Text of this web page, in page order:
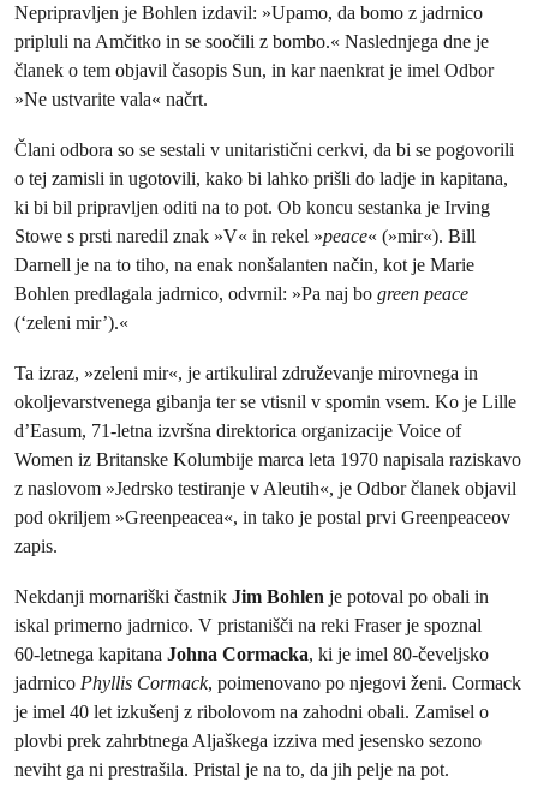
Nepripravljen je Bohlen izdavil: »Upamo, da bomo z jadrnico
pripluli na Amčitko in se soočili z bombo.« Naslednjega dne je
članek o tem objavil časopis Sun, in kar naenkrat je imel Odbor
»Ne ustvarite vala« načrt.
Člani odbora so se sestali v unitaristični cerkvi, da bi se pogovorili
o tej zamisli in ugotovili, kako bi lahko prišli do ladje in kapitana,
ki bi bil pripravljen oditi na to pot. Ob koncu sestanka je Irving
Stowe s prsti naredil znak »V« in rekel »peace« (»mir«). Bill
Darnell je na to tiho, na enak nonšalanten način, kot je Marie
Bohlen predlagala jadrnico, odvrnil: »Pa naj bo green peace
(‘zeleni mir’).«
Ta izraz, »zeleni mir«, je artikuliral združevanje mirovnega in
okoljevarstvenega gibanja ter se vtisnil v spomin vsem. Ko je Lille
d’Easum, 71‑letna izvršna direktorica organizacije Voice of
Women iz Britanske Kolumbije marca leta 1970 napisala raziskavo
z naslovom »Jedrsko testiranje v Aleutih«, je Odbor članek objavil
pod okriljem »Greenpeacea«, in tako je postal prvi Greenpeaceov
zapis.
Nekdanji mornariški častnik Jim Bohlen je potoval po obali in
iskal primerno jadrnico. V pristanišči na reki Fraser je spoznal
60‑letnega kapitana Johna Cormacka, ki je imel 80‑čeveljsko
jadrnico Phyllis Cormack, poimenovano po njegovi ženi. Cormack
je imel 40 let izkušenj z ribolovom na zahodni obali. Zamisel o
plovbi prek zahrbtnega Aljaškega izziva med jesensko sezono
neviht ga ni prestrašila. Pristal je na to, da jih pelje na pot.